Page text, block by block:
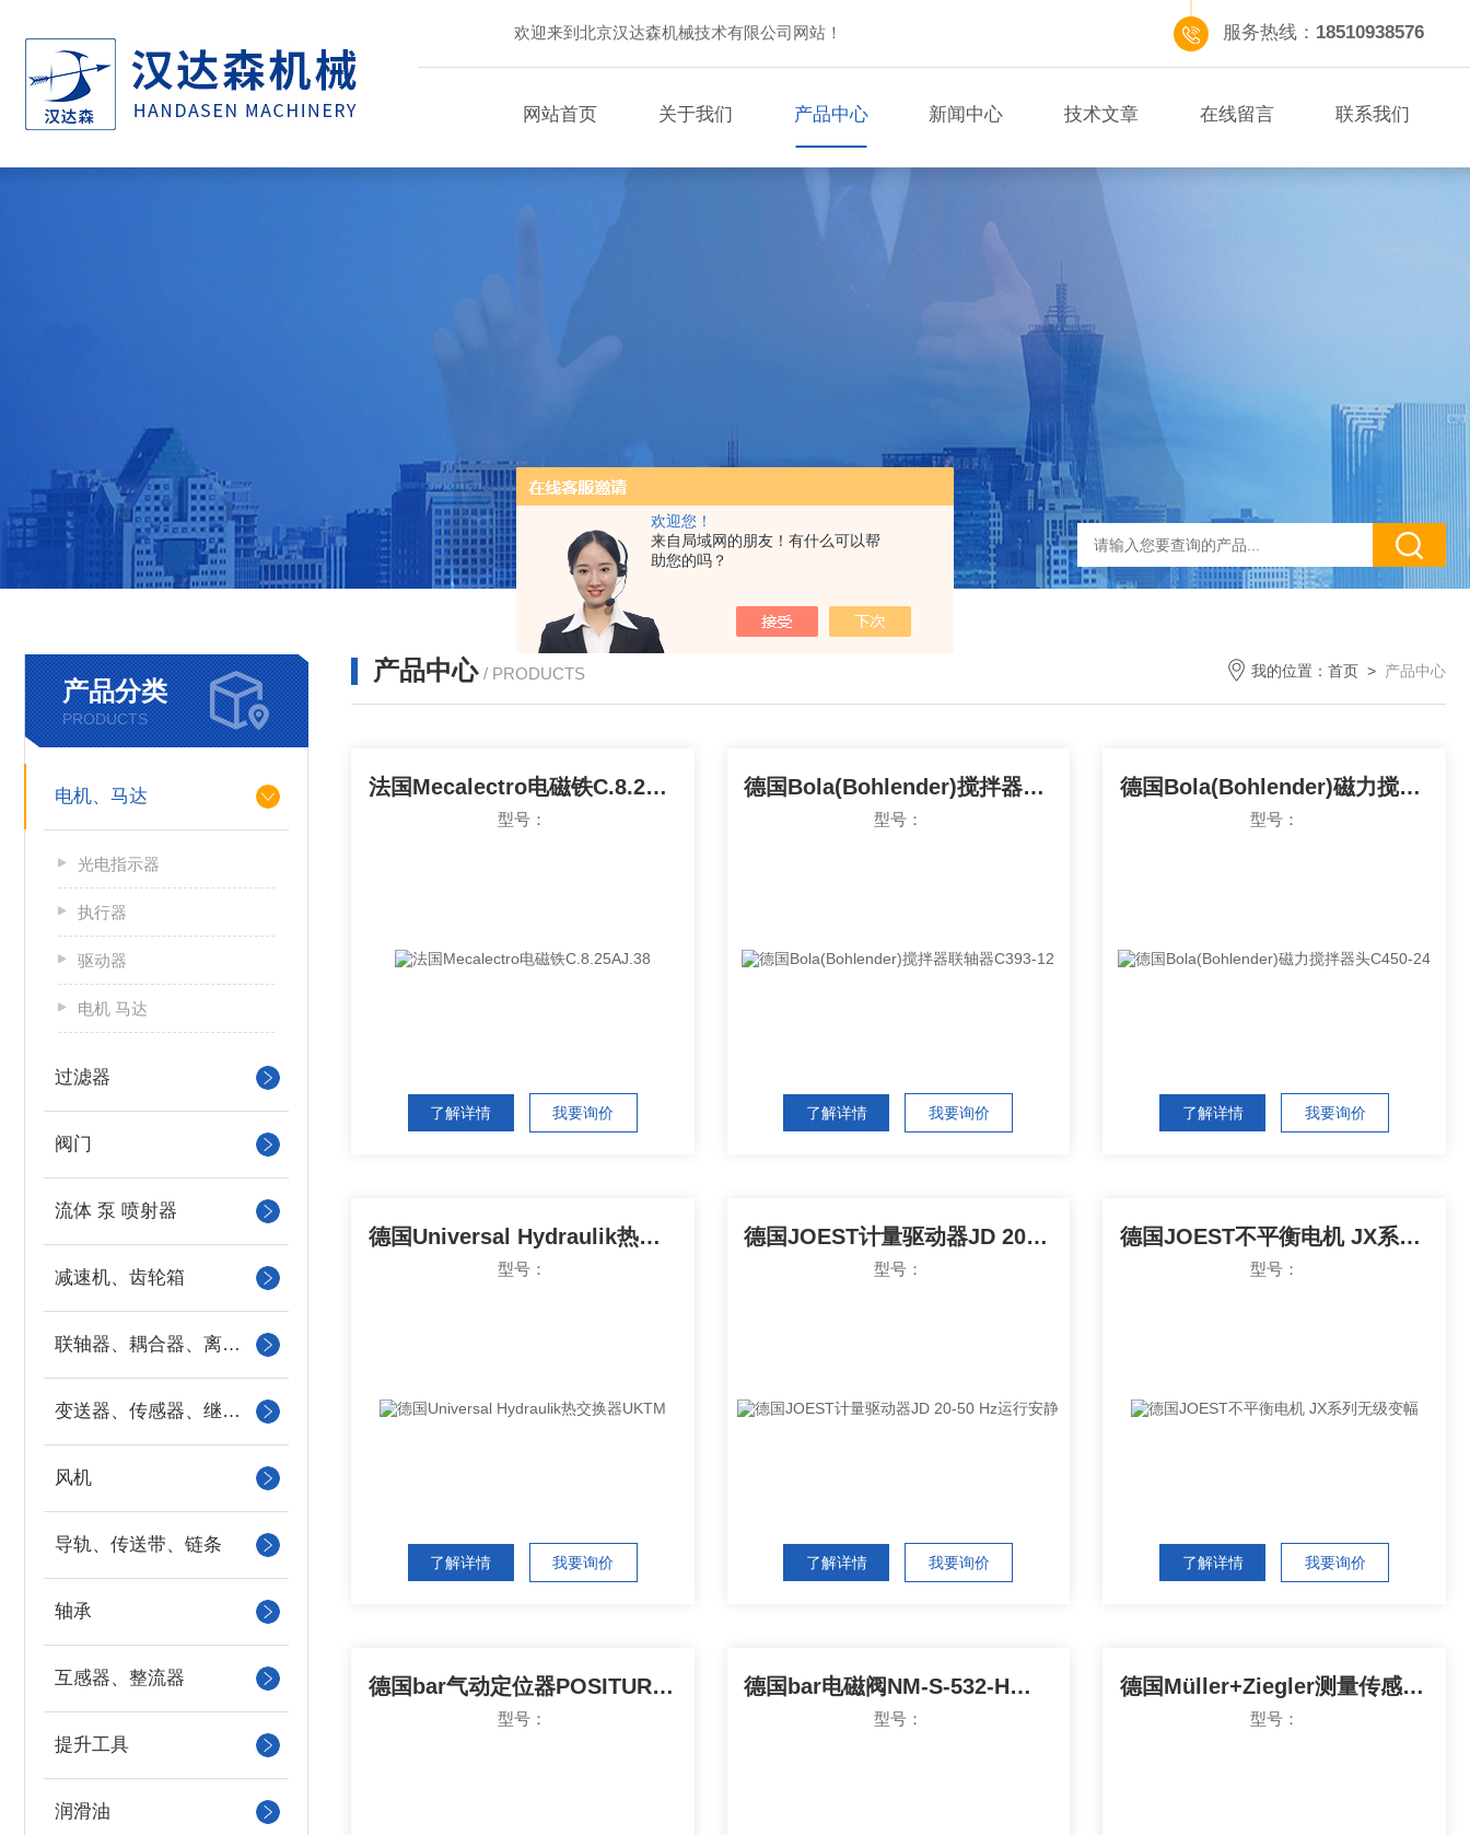
欢迎您！
来自局域网的朋友！有什么可以帮
助您的吗？
欢迎来到北京汉达森机械技术有限公司网站！ 服务热线： 18510938576
网站首页 关于我们 产品中心 新闻中心 技术文章 在线留言 联系我们
产品分类
PRODUCTS
电机、马达
光电指示器
执行器
驱动器
电机 马达
过滤器
阀门
流体 泵 喷射器
减速机、齿轮箱
联轴器、耦合器、离合器
变送器、传感器、继电器
风机
导轨、传送带、链条
轴承
互感器、整流器
提升工具
润滑油
产品中心 / PRODUCTS 我的位置： 首页 > 产品中心
法国Mecalectro电磁铁C.8.25AJ.38
型号：
了解详情 我要询价
德国Bola(Bohlender)搅拌器联轴器C393-12
型号：
了解详情 我要询价
德国Bola(Bohlender)磁力搅拌器头C450-24
型号：
了解详情 我要询价
德国Universal Hydraulik热交换器UKTM
型号：
了解详情 我要询价
德国JOEST计量驱动器JD 20-50 Hz运行安静
型号：
了解详情 我要询价
德国JOEST不平衡电机 JX系列无级变幅
型号：
了解详情 我要询价
德国bar气动定位器POSITURN2
型号：
德国bar电磁阀NM-S-532-H可用于机械制造
型号：
德国Müller+Ziegler测量传感器IgT-MU高精度
型号：